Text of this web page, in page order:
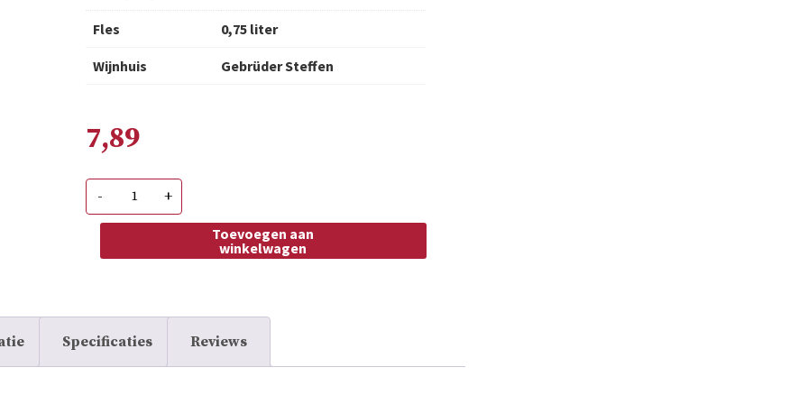
Fles 0,75 liter
Wijnhuis Gebrüder Steffen
7,89
-
Steffen
Weissburgunder
Cuvee
#23
+
Toevoegen aan
winkelwagen
Specificaties Reviews